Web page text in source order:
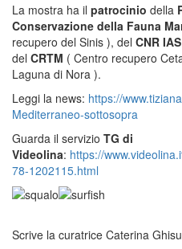
La mostra ha il patrocinio della
Conservazione della Fauna
recupero del Sinis ), del CNR IAS
del CRTM ( Centro recupero
Laguna di Nora ).
Leggi la news: https://
Mediterraneo-sottosopra
Guarda il servizio TG di
Videolina: https://
78-1202115.html
Scrive la curatrice Caterina